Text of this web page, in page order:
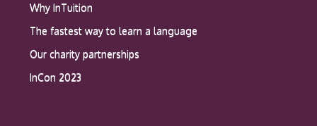
Why InTuition
The fastest way to learn a language
Our charity partnerships
InCon 2023